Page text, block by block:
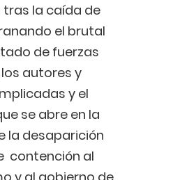
la caída de
el brutal
de fuerzas
autores y
y el
se abre en la
la desaparición
contención al